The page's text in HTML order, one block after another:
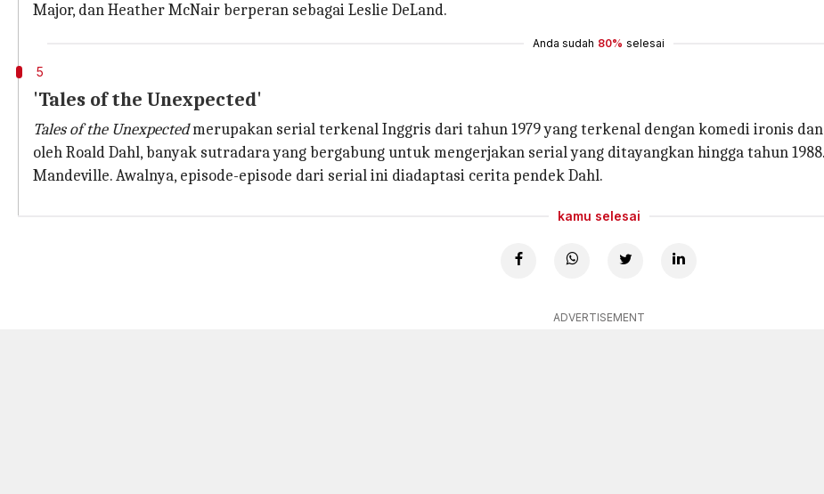
Major, dan Heather McNair berperan sebagai Leslie DeLand.
Anda sudah 80% selesai
5
'Tales of the Unexpected'
Tales of the Unexpectedmerupakan serial terkenal Inggris dari tahun 1979 yang terkenal dengan komedi ironis
oleh Roald Dahl, banyak sutradara yang bergabung untuk mengerjakan serial yang ditayangkan hingga tahun
Mandeville. Awalnya, episode-episode dari serial ini diadaptasi cerita pendek Dahl.
kamu selesai
ADVERTISEMENT